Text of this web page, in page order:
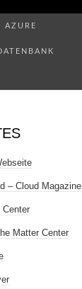
AZURE
– Cloud Magazine
Center
Matter Center